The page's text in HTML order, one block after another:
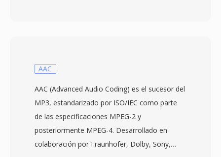
de vídeo H.263 o H.264 combinados con audio
fundamental para llevar el multimedia a los
dispositivos móviles durante la era temprana
de los smartphones, cuando las velocidades de
red y el hardware de los dispositivos imponian
restricciones estrictas sobre los tamaños de
AAC
AAC (Advanced Audio Coding) es el sucesor del
MP3, estandarizado por ISO/IEC como parte
de las especificaciones MPEG-2 y
posteriormente MPEG-4. Desarrollado en
colaboración por Fraunhofer, Dolby, Sony,